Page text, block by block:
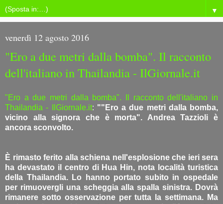
▼
venerdì 12 agosto 2016
"Ero a due metri dalla bomba". Il racconto
dell'italiano in Thailandia - IlGiornale.it
"Ero a due metri dalla bomba". Il racconto dell'italiano in
Thailandia - IlGiornale.it: ""Ero a due metri dalla bomba,
vicino alla signora che è morta". Andrea Tazzioli è
ancora sconvolto.
È rimasto ferito alla schiena nell'esplosione che ieri sera
ha devastato il centro di Hua Hin, nota località turistica
della Thailandia. Lo hanno portato subito in ospedale
per rimuovergli una scheggia alla spalla sinistra. Dovrà
rimanere sotto osservazione per tutta la settimana. Ma